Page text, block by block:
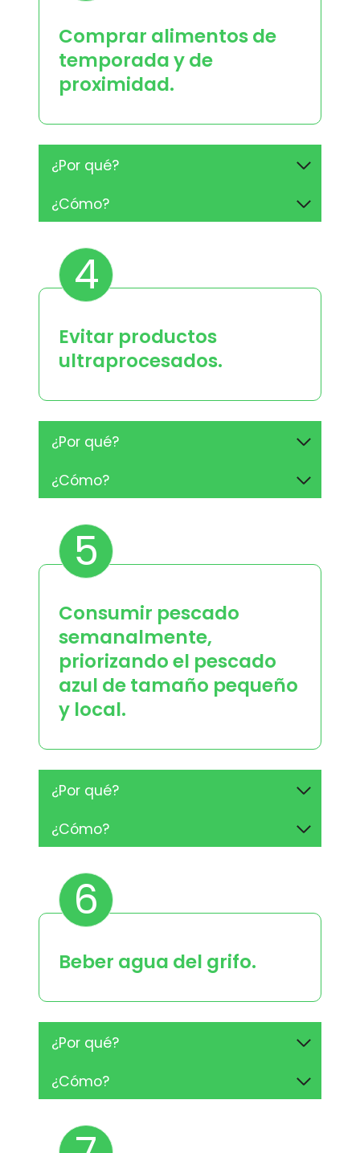
Comprar alimentos de
temporada y de
proximidad.
¿Por qué?
¿Cómo?
4
Evitar productos
ultraprocesados.
¿Por qué?
¿Cómo?
5
Consumir pescado
semanalmente,
priorizando el pescado
azul de tamaño pequeño
y local.
¿Por qué?
¿Cómo?
6
Beber agua del grifo.
¿Por qué?
¿Cómo?